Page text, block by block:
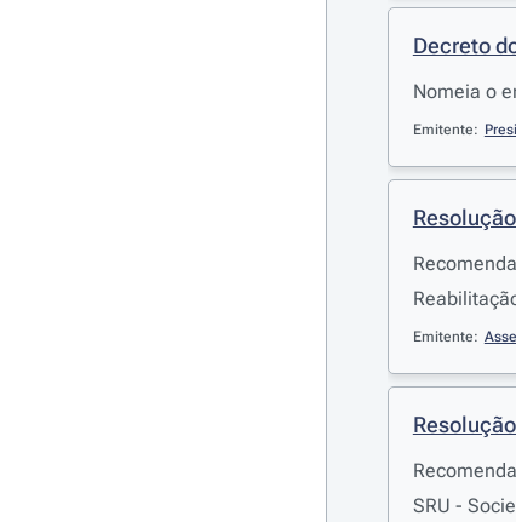
Decreto
Nomeia o
Emitente:
Emitente:
SRU -